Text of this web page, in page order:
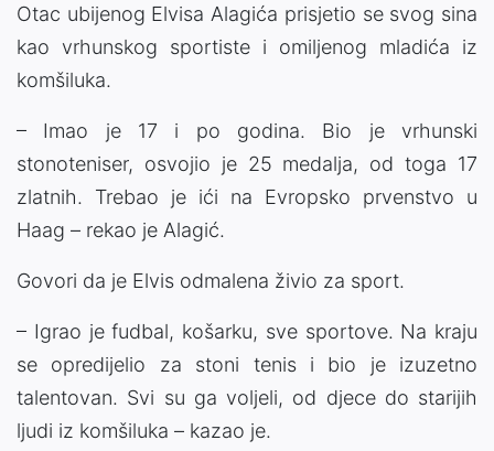
Otac ubijenog Elvisa Alagića prisjetio se svog sina
kao vrhunskog sportiste i omiljenog mladića iz
komšiluka.
– Imao je 17 i po godina. Bio je vrhunski
stonoteniser, osvojio je 25 medalja, od toga 17
zlatnih. Trebao je ići na Evropsko prvenstvo u
Haag – rekao je Alagić.
Govori da je Elvis odmalena živio za sport.
– Igrao je fudbal, košarku, sve sportove. Na kraju
se opredijelio za stoni tenis i bio je izuzetno
talentovan. Svi su ga voljeli, od djece do starijih
ljudi iz komšiluka – kazao je.